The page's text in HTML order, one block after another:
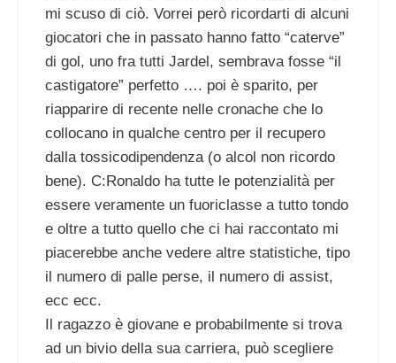
mi scuso di ciò. Vorrei però ricordarti di alcuni
giocatori che in passato hanno fatto “caterve”
di gol, uno fra tutti Jardel, sembrava fosse “il
castigatore” perfetto …. poi è sparito, per
riapparire di recente nelle cronache che lo
collocano in qualche centro per il recupero
dalla tossicodipendenza (o alcol non ricordo
bene). C:Ronaldo ha tutte le potenzialità per
essere veramente un fuoriclasse a tutto tondo
e oltre a tutto quello che ci hai raccontato mi
piacerebbe anche vedere altre statistiche, tipo
il numero di palle perse, il numero di assist,
ecc ecc.
Il ragazzo è giovane e probabilmente si trova
ad un bivio della sua carriera, può scegliere